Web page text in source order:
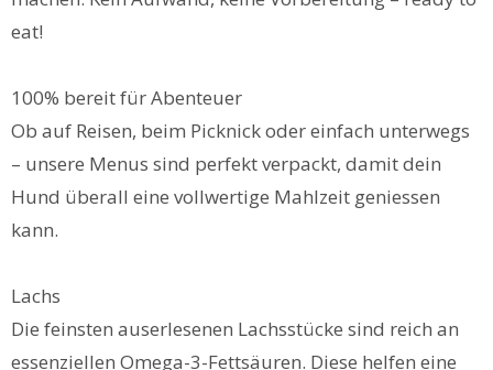
eat!
100% bereit für Abenteuer
Ob auf Reisen, beim Picknick oder einfach unterwegs
– unsere Menus sind perfekt verpackt, damit dein
Hund überall eine vollwertige Mahlzeit geniessen
kann.
Lachs
Die feinsten auserlesenen Lachsstücke sind reich an
essenziellen Omega-3-Fettsäuren. Diese helfen eine